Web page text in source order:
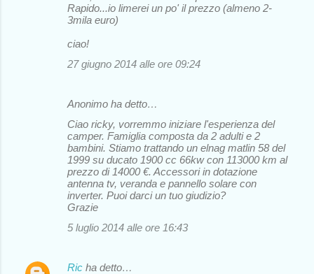
Rapido...io limerei un po' il prezzo (almeno 2-
3mila euro)
ciao!
27 giugno 2014 alle ore 09:24
Anonimo ha detto…
Ciao ricky, vorremmo iniziare l'esperienza del
camper. Famiglia composta da 2 adulti e 2
bambini. Stiamo trattando un elnag matlin 58 del
1999 su ducato 1900 cc 66kw con 113000 km al
prezzo di 14000 €. Accessori in dotazione
antenna tv, veranda e pannello solare con
inverter. Puoi darci un tuo giudizio?
Grazie
5 luglio 2014 alle ore 16:43
Ric ha detto…